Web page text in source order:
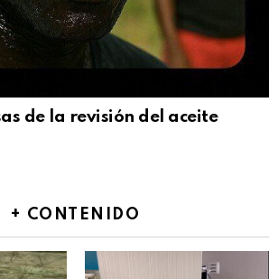
de la revisión del aceite
+ CONTENIDO